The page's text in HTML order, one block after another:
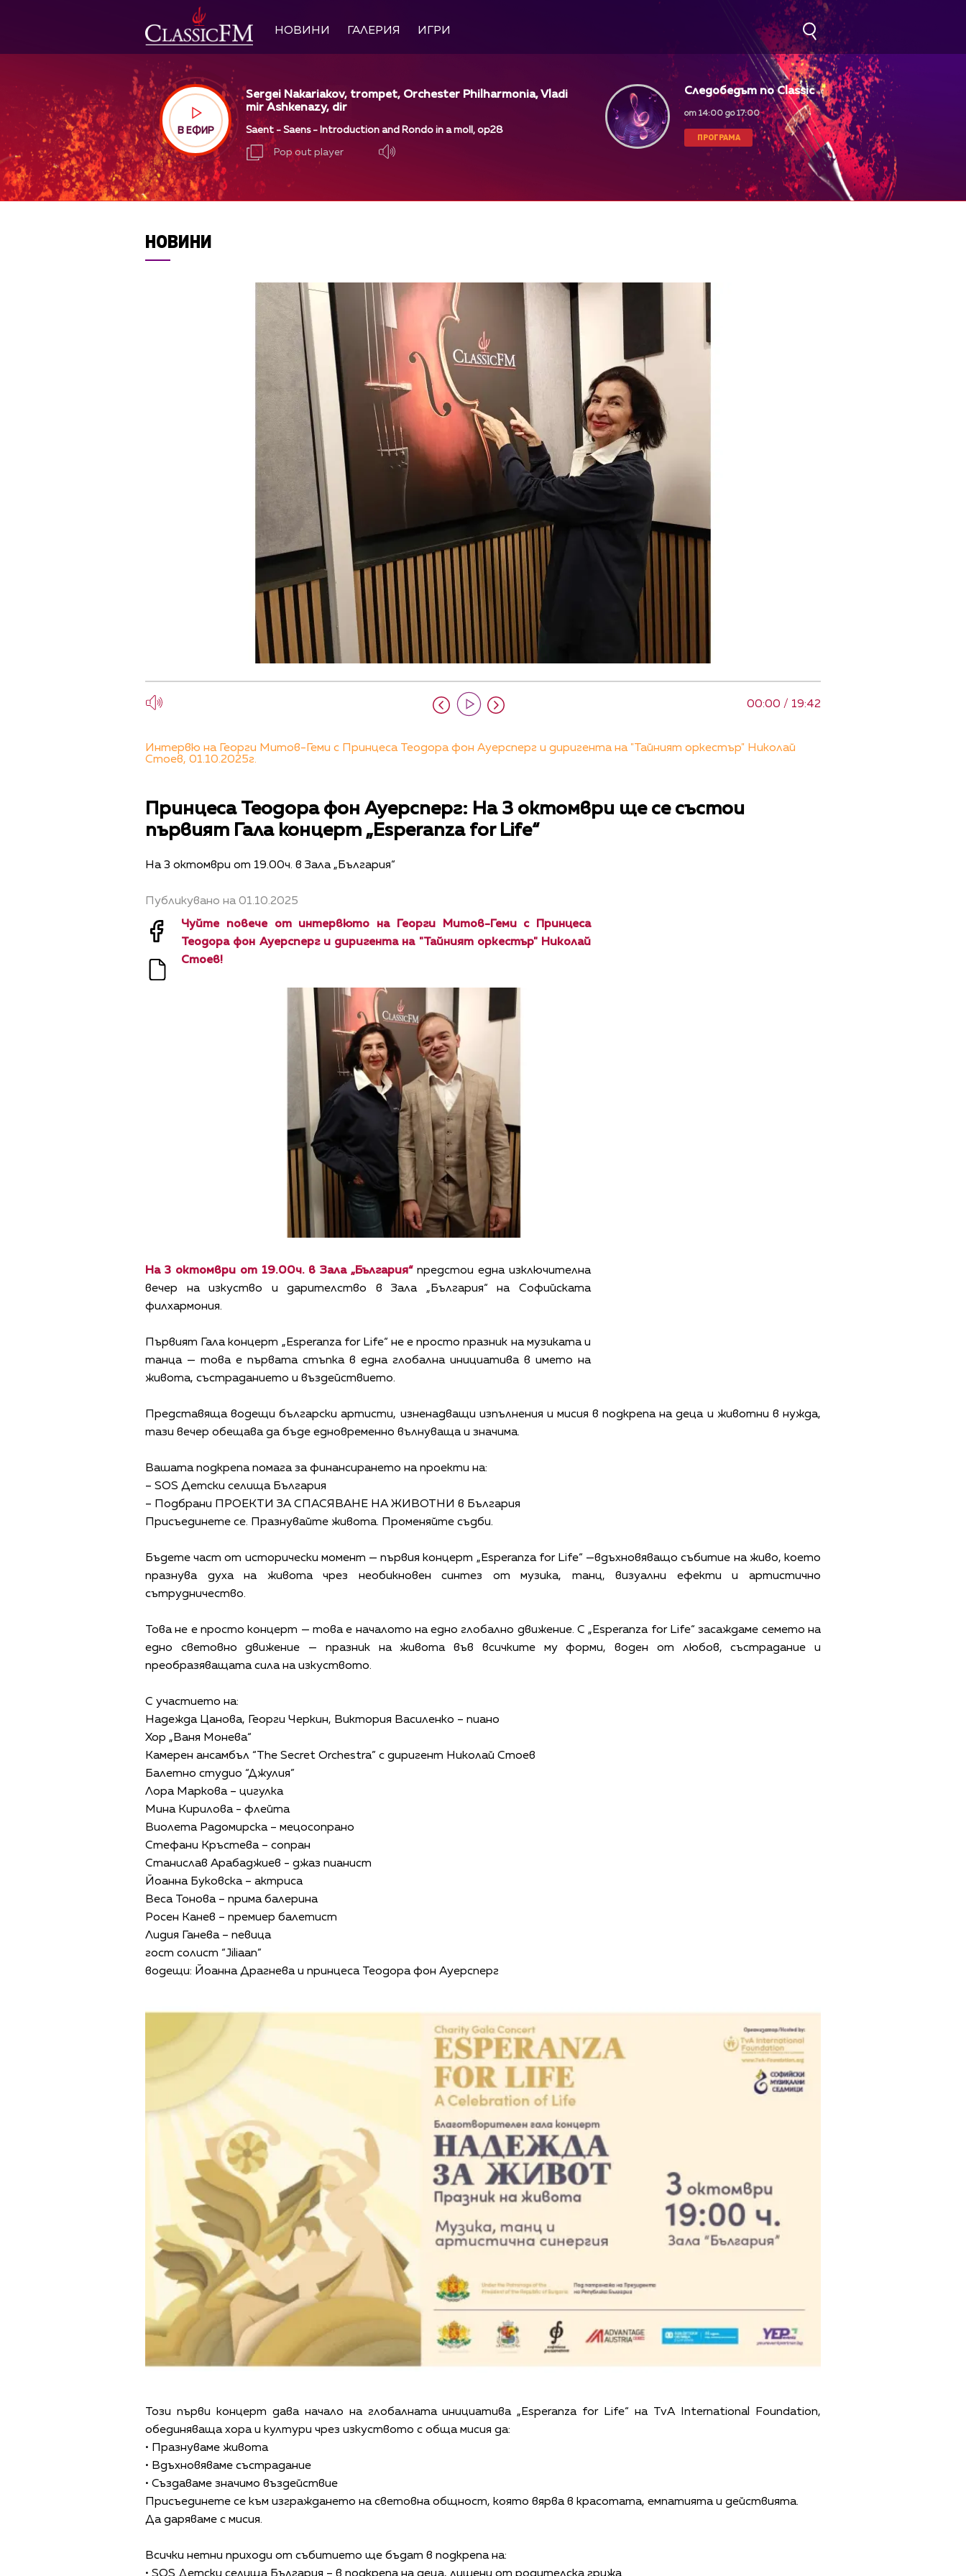
НОВИНИ ГАЛЕРИЯ ИГРИ
В ЕФИР
Sergei Nakariakov, trompet, Orchester Philharmonia, Vladi
mir Ashkenazy, dir
Saent - Saens - Introduction and Rondo in a moll, op28
Pop out player
Следобедът по Classic
от 14:00 до 17:00
ПРОГРАМА
НОВИНИ
00:00 / 19:42
Интервю на Георги Митов-Геми с Принцеса Теодора фон Ауерсперг и диригента на "Тайният оркестър" Николай
Стоев, 01.10.2025г.
Принцеса Теодора фон Ауерсперг: На 3 октомври ще се състои
първият Гала концерт „Esperanza for Life“
На 3 октомври от 19.00ч. в Зала „България“
Публикувано на 01.10.2025
Чуйте повече от интервюто на Георги Митов-Геми с Принцеса
Теодора фон Ауерсперг и диригента на "Тайният оркестър" Николай
Стоев!
На 3 октомври от 19.00ч. в Зала „България“предстои една изключителна
вечер на изкуство и дарителство в Зала „България“ на Софийската
филхармония.
Първият Гала концерт „Esperanza for Life“ не е просто празник на музиката и
танца — това е първата стъпка в една глобална инициатива в името на
живота, състраданието и въздействието.
Представяща водещи български артисти, изненадващи изпълнения и мисия в подкрепа на деца и животни в нужда,
тази вечер обещава да бъде едновременно вълнуваща и значима.
Вашата подкрепа помага за финансирането на проекти на:
– SOS Детски селища България
– Подбрани ПРОЕКТИ ЗА СПАСЯВАНЕ НА ЖИВОТНИ в България
Присъединете се. Празнувайте живота. Променяйте съдби.
Бъдете част от исторически момент — първия концерт „Esperanza for Life“ —вдъхновяващо събитие на живо, което
празнува духа на живота чрез необикновен синтез от музика, танц, визуални ефекти и артистично
сътрудничество.
Това не е просто концерт — това е началото на едно глобално движение. С „Esperanza for Life“ засаждаме семето на
едно световно движение — празник на живота във всичките му форми, воден от любов, състрадание и
преобразяващата сила на изкуството.
С участието на:
Надежда Цанова, Георги Черкин, Виктория Василенко – пиано
Хор „Ваня Монева“
Камерен ансамбъл “The Secret Orchestra” с диригент Николай Стоев
Балетно студио “Джулия”
Лора Маркова – цигулка
Мина Кирилова - флейта
Виолета Радомирска – мецосопрано
Стефани Кръстева – сопран
Станислав Арабаджиев - джаз пианист
Йоанна Буковска – актриса
Веса Тонова – прима балерина
Росен Канев – премиер балетист
Лидия Ганева – певица
гост солист “Jiliaan”
водещи: Йоанна Драгнева и принцеса Теодора фон Ауерсперг
Този първи концерт дава начало на глобалната инициатива „Esperanza for Life“ на TvA International Foundation,
обединяваща хора и култури чрез изкуството с обща мисия да:
• Празнуваме живота
• Вдъхновяваме състрадание
• Създаваме значимо въздействие
Присъединете се към изграждането на световна общност, която вярва в красотата, емпатията и действията.
Да даряваме с мисия.
Всички нетни приходи от събитието ще бъдат в подкрепа на: